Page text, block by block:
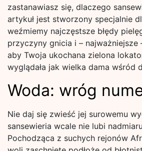
zastanawiasz się, dlaczego
artykuł jest stworzony specjalnie
weźmiemy najczęstsze błędy
przyczyny gnicia i – najważniejsze
aby Twoja ukochana zielona
wyglądała jak wielka dama wśród
Woda: wróg
Nie daj się zwieść jej surowemu
sansewieria wcale nie lubi
Pochodząca z suchych rejonów